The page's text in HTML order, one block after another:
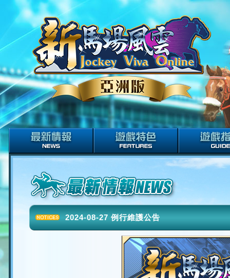
2024-08-27 例行維護公告